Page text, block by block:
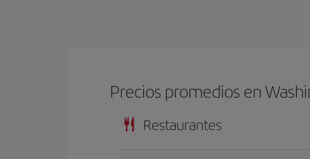
Precios promedios en
Restaurantes